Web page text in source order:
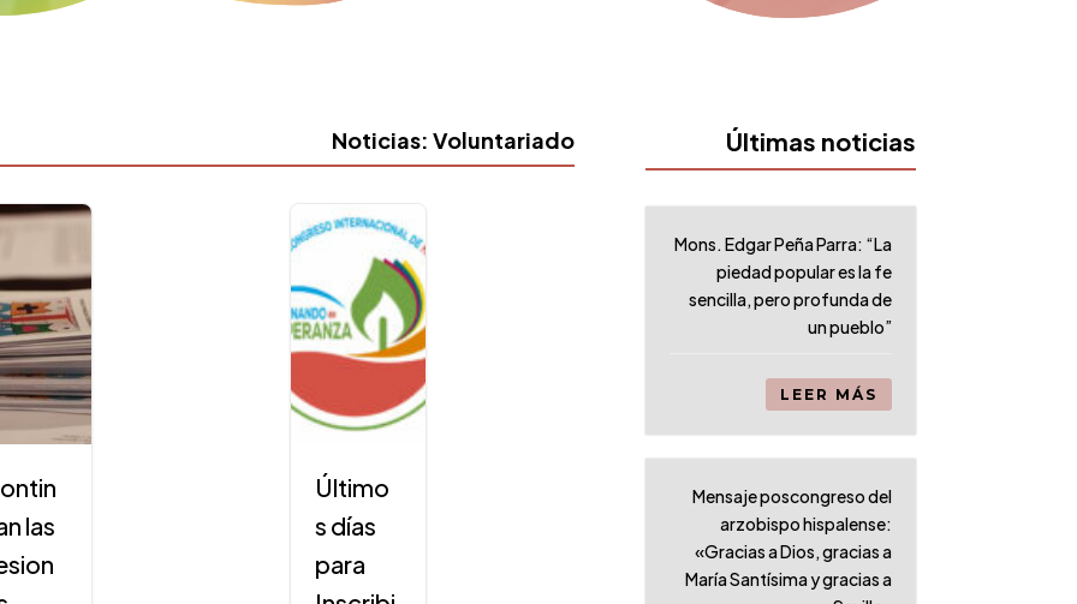
Noticias: Voluntariado
las
Último
s días
para
Últimas noticias
Mons. Edgar Peña Parra: “La
piedad popular es la fe
sencilla, pero profunda de
un pueblo”
LEER MÁS
Mensaje poscongreso del
arzobispo hispalense:
«Gracias a Dios, gracias a
María Santísima y gracias a